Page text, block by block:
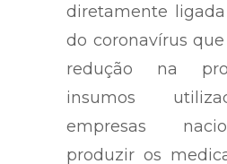
diretamente
do coronavírus
redução na
insumos
empresas
produzir os